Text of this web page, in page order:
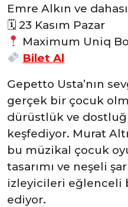
Emre Alkın ve dahası
🗓 23 Kasım Pazar
Maximum Uniq
Bilet Al
Gepetto Usta’nın
gerçek bir çocuk
dürüstlük ve
keşfediyor. Murat
bu müzikal çocuk
tasarımı ve neşeli
izleyicileri eğlenceli
ediyor.